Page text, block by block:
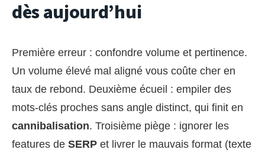
dès aujourd’hui
Première erreur : confondre volume et pertinence.
Un volume élevé mal aligné vous coûte cher en
taux de rebond. Deuxième écueil : empiler des
mots-clés proches sans angle distinct, qui finit en
cannibalisation. Troisième piège : ignorer les
features de SERP et livrer le mauvais format (texte